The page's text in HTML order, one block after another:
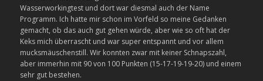
Wasserworkingtest und dort war diesmal auch der Name
Programm. Ich hatte mir schon im Vorfeld so meine Gedanken
gemacht, ob das auch gut gehen würde, aber wie so oft hat der
Keks mich überrascht und war super entspannt und vor allem
mucksmäuschenstill. Wir konnten zwar mit keiner Schnapszahl,
aber immerhin mit 90 von 100 Punkten (15-17-19-19-20) und einem
sehr gut bestehen.